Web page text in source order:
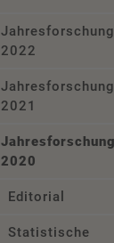
2022
2021
2020
Editorial
Statistische